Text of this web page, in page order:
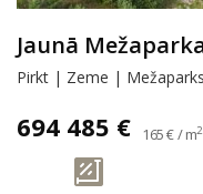
Jaunā
Pirkt | Zeme | Mežaparks
694 485 € 165 € / m2